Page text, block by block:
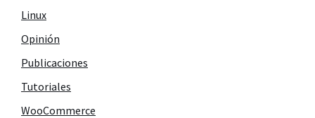
Linux
Opinión
Publicaciones
Tutoriales
WooCommerce